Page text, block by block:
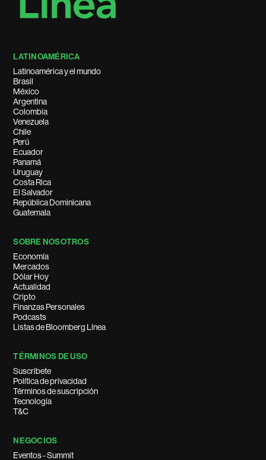
LATINOAMÉRICA
Latinoamérica y el mundo
Brasil
México
Argentina
Colombia
Venezuela
Chile
Perú
Ecuador
Panamá
Uruguay
Costa Rica
El Salvador
República Dominicana
Guatemala
SOBRE NOSOTROS
Economía
Mercados
Dólar Hoy
Actualidad
Cripto
Finanzas Personales
Podcasts
Listas de Bloomberg Línea
TÉRMINOS DE USO
Suscríbete
Política de privacidad
Términos de suscripción
Tecnología
T&C
NEGOCIOS
Eventos - Summit